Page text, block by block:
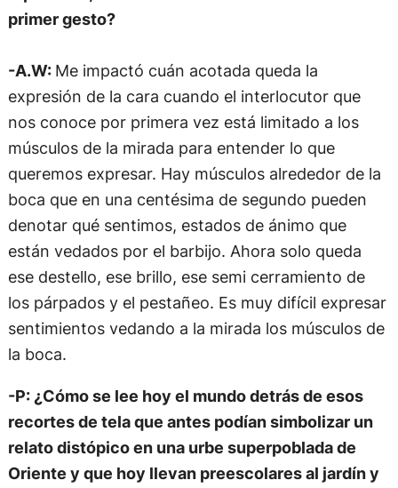
primer gesto?
-A.W: Me impactó cuán acotada queda la
expresión de la cara cuando el interlocutor que
nos conoce por primera vez está limitado a los
músculos de la mirada para entender lo que
queremos expresar. Hay músculos alrededor de la
boca que en una centésima de segundo pueden
denotar qué sentimos, estados de ánimo que
están vedados por el barbijo. Ahora solo queda
ese destello, ese brillo, ese semi cerramiento de
los párpados y el pestañeo. Es muy difícil expresar
sentimientos vedando a la mirada los músculos de
la boca.
-P: ¿Cómo se lee hoy el mundo detrás de esos
recortes de tela que antes podían simbolizar un
relato distópico en una urbe superpoblada de
Oriente y que hoy llevan preescolares al jardín y